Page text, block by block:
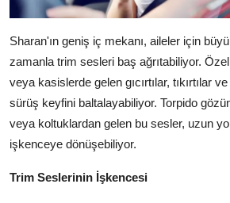
Sharan'ın geniş iç mekanı, aileler için
zamanla trim sesleri baş ağrıtabiliyor.
veya kasislerde gelen gıcırtılar, tıkırtılar
sürüş keyfini baltalayabiliyor. Torpido
veya koltuklardan gelen bu sesler, uzun
işkenceye dönüşebiliyor.
Trim Seslerinin İşkencesi